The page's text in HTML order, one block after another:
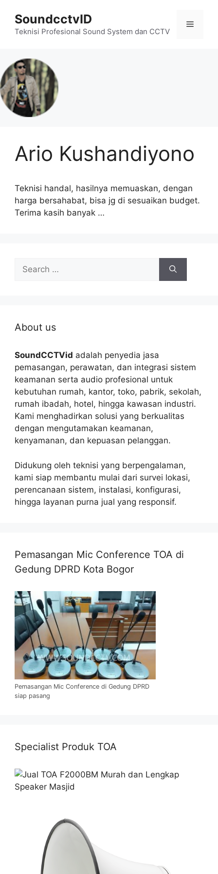
content
SoundcctvID
Teknisi Profesional Sound System dan CCTV
Menu
Ario Kushandiyono
Teknisi handal, hasilnya memuaskan, dengan
harga bersahabat, bisa jg di sesuaikan budget.
Terima kasih banyak …
Search
for:
About us
SoundCCTVid adalah penyedia jasa
pemasangan, perawatan, dan integrasi sistem
keamanan serta audio profesional untuk
kebutuhan rumah, kantor, toko, pabrik, sekolah,
rumah ibadah, hotel, hingga kawasan industri.
Kami menghadirkan solusi yang berkualitas
dengan mengutamakan keamanan,
kenyamanan, dan kepuasan pelanggan.
Didukung oleh teknisi yang berpengalaman,
kami siap membantu mulai dari survei lokasi,
perencanaan sistem, instalasi, konfigurasi,
hingga layanan purna jual yang responsif.
Pemasangan Mic Conference TOA di
Gedung DPRD Kota Bogor
Pemasangan Mic Conference di Gedung DPRD
siap pasang
Specialist Produk TOA